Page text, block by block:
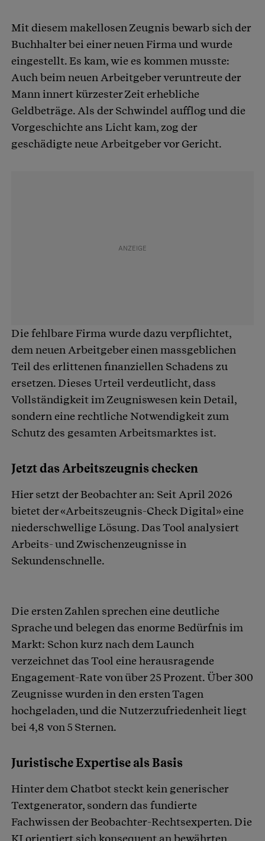
Mit diesem makellosen Zeugnis bewarb sich der
Buchhalter bei einer neuen Firma und wurde
eingestellt. Es kam, wie es kommen musste:
Auch beim neuen Arbeitgeber veruntreute der
Mann innert kürzester Zeit erhebliche
Geldbeträge. Als der Schwindel aufflog und die
Vorgeschichte ans Licht kam, zog der
geschädigte neue Arbeitgeber vor Gericht.
Die fehlbare Firma wurde dazu verpflichtet,
dem neuen Arbeitgeber einen massgeblichen
Teil des erlittenen finanziellen Schadens zu
ersetzen. Dieses Urteil verdeutlicht, dass
Vollständigkeit im Zeugniswesen kein Detail,
sondern eine rechtliche Notwendigkeit zum
Schutz des gesamten Arbeitsmarktes ist.
Jetzt das Arbeitszeugnis checken
Hier setzt der Beobachter an: Seit April 2026
bietet der «Arbeitszeugnis-Check Digital» eine
niederschwellige Lösung. Das Tool analysiert
Arbeits- und Zwischenzeugnisse in
Sekundenschnelle.
Die ersten Zahlen sprechen eine deutliche
Sprache und belegen das enorme Bedürfnis im
Markt: Schon kurz nach dem Launch
verzeichnet das Tool eine herausragende
Engagement-Rate von über 25 Prozent. Über 300
Zeugnisse wurden in den ersten Tagen
hochgeladen, und die Nutzerzufriedenheit liegt
bei 4,8 von 5 Sternen.
Juristische Expertise als Basis
Hinter dem Chatbot steckt kein generischer
Textgenerator, sondern das fundierte
Fachwissen der Beobachter-Rechtsexperten. Die
KI orientiert sich konsequent an bewährten